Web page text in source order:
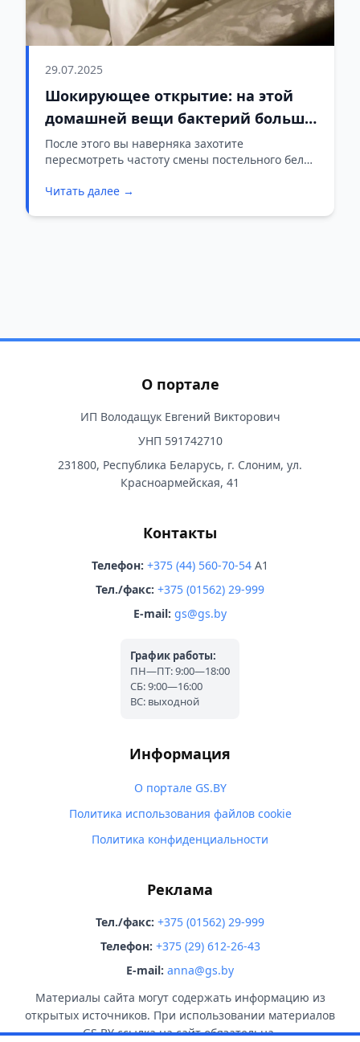
29.07.2025
Шокирующее открытие: на этой
домашней вещи бактерий больше,
чем на сиденье унитаза
После этого вы наверняка захотите
пересмотреть частоту смены постельного белья
Читать далее →
О портале
ИП Володащук Евгений Викторович
УНП 591742710
231800, Республика Беларусь, г. Слоним, ул.
Красноармейская, 41
Контакты
Телефон: +375 (44) 560-70-54 A1
Тел./факс: +375 (01562) 29-999
E-mail: gs@gs.by
График работы:
ПН—ПТ: 9:00—18:00
СБ: 9:00—16:00
ВС: выходной
Информация
О портале GS.BY
Политика использования файлов cookie
Политика конфиденциальности
Реклама
Тел./факс: +375 (01562) 29-999
Телефон: +375 (29) 612-26-43
E-mail: anna@gs.by
Материалы сайта могут содержать информацию из
открытых источников. При использовании материалов
GS.BY ссылка на сайт обязательна.